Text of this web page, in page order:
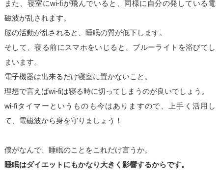
また、寝室にwi-fiが飛んでいると、同様に自分の発している電
磁波が乱されます。
脳の活動が乱されると、睡眠の質が低下します。
そして、寝る前にスマホをいじると、ブルーライトを浴びてし
まいます。
電子機器は出来るだけ寝室に置かないこと。
理想で言えばwi-fiは寝る時に切ってしまうのが良いでしょう。
wi-fiタイマーというものも今はありますので、上手く活用し
て、電磁波から身を守りましょう！
僕がなんで、睡眠のことをこれだけ言うか。
睡眠はダイエットにもかなり大きく影響するからです。